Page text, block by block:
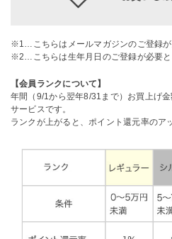
※1…こちらはメールマガジンのご登録が
※2…こちらは生年月日のご登録が必要と
【会員ランクについて】
年間（9/1から翌年8/31まで）お買上げ
サービスです。
ランクが上がると、ポイント還元率のア